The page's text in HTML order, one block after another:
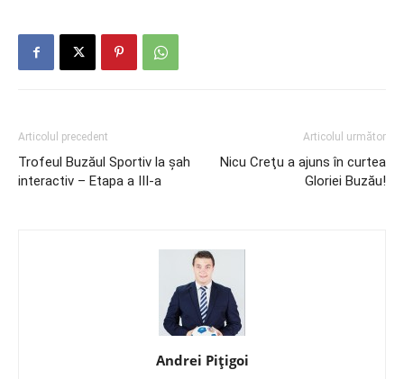
Articolul precedent
Trofeul Buzăul Sportiv la șah
interactiv – Etapa a III-a
Articolul următor
Nicu Creţu a ajuns în curtea
Gloriei Buzău!
Andrei Pițigoi